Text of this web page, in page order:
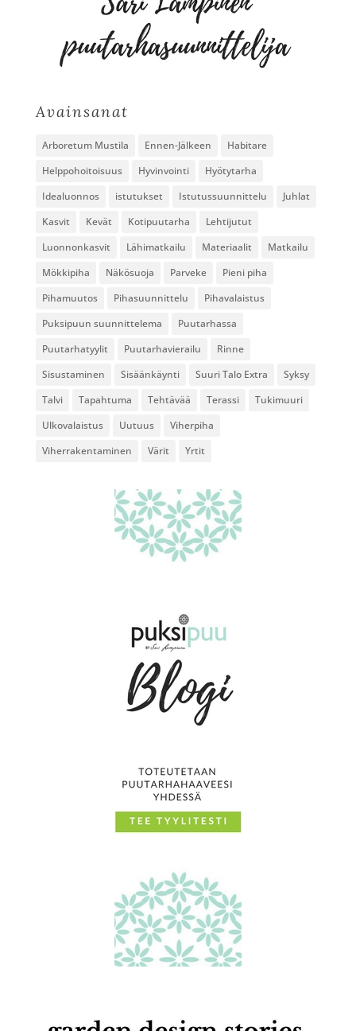
Avainsanat
Arboretum Mustila Ennen-Jälkeen
Habitare
Helppohoitoisuus
Hyvinvointi
Hyötytarha
Idealuonnos
istutukset Istutussuunnittelu
Juhlat
Kasvit
Kevät Kotipuutarha
Lehtijutut
Luonnonkasvit
Lähimatkailu Materiaalit
Matkailu
Mökkipiha
Näkösuoja Parveke
Pieni piha
Pihamuutos
Pihasuunnittelu
Pihavalaistus
Puksipuun suunnittelema
Puutarhassa
Puutarhatyylit
Puutarhavierailu
Rinne
Sisustaminen
Sisäänkäynti Suuri Talo Extra
Syksy
Talvi
Tapahtuma Tehtävää Terassi
Tukimuuri
Ulkovalaistus
Uutuus
Viherpiha
Viherrakentaminen
Värit Yrtit